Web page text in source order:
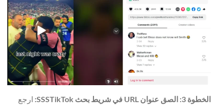
الخطوة 3: الصق عنوان URL في شريط بحث SSSTikTok:
ارجع